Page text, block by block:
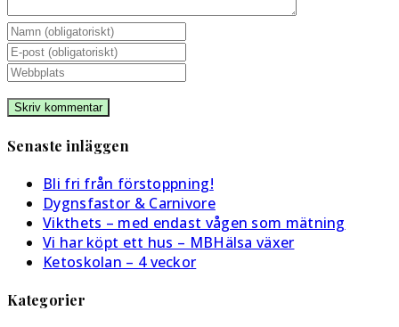
Ange
ditt
namn
eller
användarnamn
att
Ange
din
postadress
att
Ange
till
webbplats
Senaste inläggen
Bli fri från förstoppning!
Dygnsfastor & Carnivore
Vikthets – med endast vågen som mätning
Vi har köpt ett hus – MBHälsa växer
Ketoskolan – 4 veckor
Kategorier